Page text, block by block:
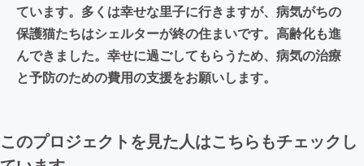
ています。多くは幸せな里子に行きますが、病気がちの
保護猫たちはシェルターが終の住まいです。高齢化も進
んできました。幸せに過ごしてもらうため、病気の治療
と予防のための費用の支援をお願いします。
このプロジェクトを見た人はこちらもチェックし